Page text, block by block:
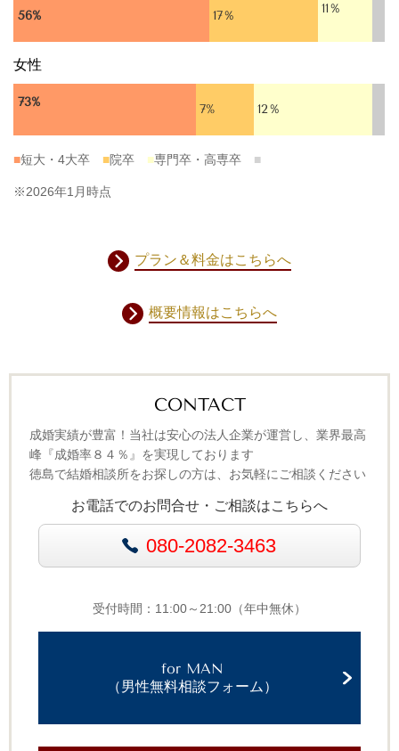
56% 17％ 11％
女性
73% 7% 12％
■短大・4大卒 ■院卒 ■専門卒・高専卒 ■
※2026年1月時点
プラン＆料金はこちらへ
概要情報はこちらへ
CONTACT
成婚実績が豊富！当社は安心の法人企業が運営し、業界最高
峰『成婚率８４％』を実現しております
徳島で結婚相談所をお探しの方は、お気軽にご相談ください
お電話でのお問合せ・ご相談はこちらへ
080-2082-3463
受付時間：11:00～21:00（年中無休）
for MAN
（男性無料相談フォーム）